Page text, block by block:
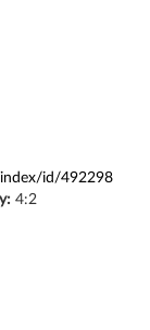
id/492298
4:2